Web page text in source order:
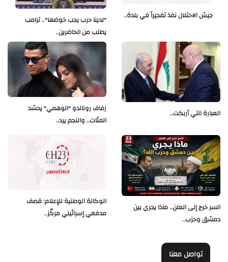
"لدينا حرب يجب خوضها".. ترامب
يطلب من الحاضرين..
جيش الاحتلال نفذ تفجيراً في بلدة..
زفاف رونالدو "الوهمي" يحشد
المئات.. والنجم يرد..
العبارة التي أربكت..
الوكالة الوطنية للإعلام: قصف
مدفعي إسرائيلي مركّز..
السر خرج إلى العلن.. ماذا يجري بين
دمشق وحزب..
تواصل معنا